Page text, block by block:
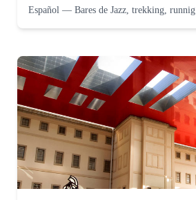
Español — Bares de Jazz, trekking, runnig